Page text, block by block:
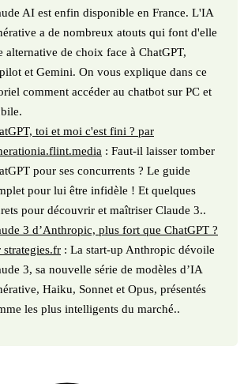
AI est enfin disponible en France. L'IA
a de nombreux atouts qui font d'elle
alternative de choix face à ChatGPT,
et Gemini. On vous explique dans ce
comment accéder au chatbot sur PC et
toi et moi c'est fini ? par
: Faut-il laisser tomber
pour ses concurrents ? Le guide
pour lui être infidèle ! Et quelques
pour découvrir et maîtriser Claude 3..
3 d’Anthropic, plus fort que ChatGPT ?
strategies.fr : La start-up Anthropic dévoile
3, sa nouvelle série de modèles d’IA
Haiku, Sonnet et Opus, présentés
les plus intelligents du marché..